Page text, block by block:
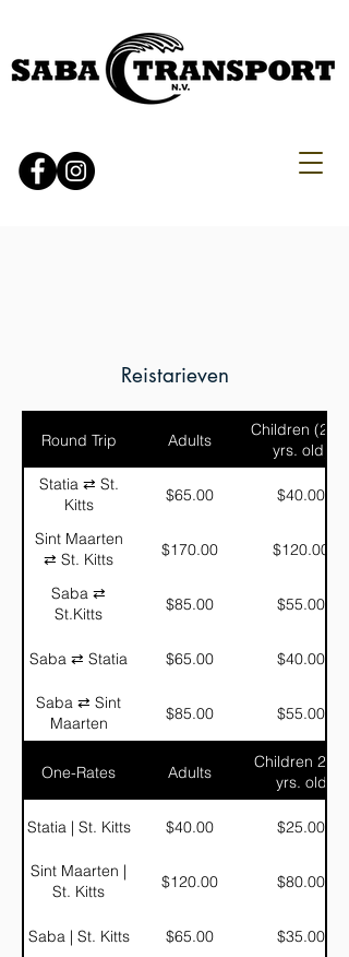
Reistarieven
Round Trip Adults
Children (2-11
yrs. old)
Statia ⇄ St.
Kitts
$65.00 $40.00
Sint Maarten
⇄ St. Kitts
$170.00 $120.00
Saba ⇄
St.Kitts
$85.00 $55.00
Saba ⇄ Statia $65.00 $40.00
Saba ⇄ Sint
Maarten
$85.00 $55.00
One-Rates Adults
Children 2-11
yrs. old
Statia | St. Kitts $40.00 $25.00
Sint Maarten |
St. Kitts
$120.00 $80.00
Saba | St. Kitts $65.00 $35.00